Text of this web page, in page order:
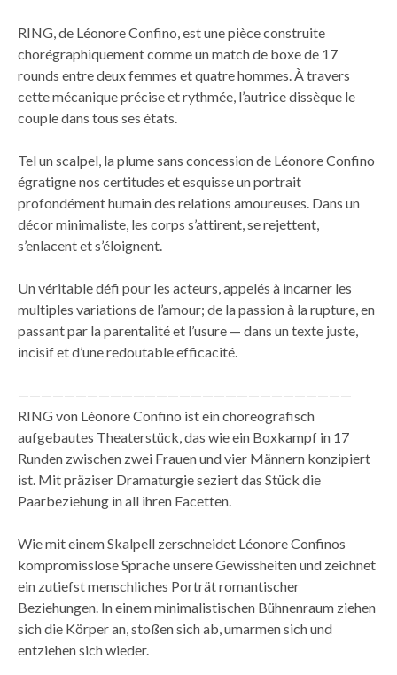
RING, de Léonore Confino, est une pièce construite
chorégraphiquement comme un match de boxe de 17
rounds entre deux femmes et quatre hommes. À travers
cette mécanique précise et rythmée, l’autrice dissèque le
couple dans tous ses états.
Tel un scalpel, la plume sans concession de Léonore Confino
égratigne nos certitudes et esquisse un portrait
profondément humain des relations amoureuses. Dans un
décor minimaliste, les corps s’attirent, se rejettent,
s’enlacent et s’éloignent.
Un véritable défi pour les acteurs, appelés à incarner les
multiples variations de l’amour; de la passion à la rupture, en
passant par la parentalité et l’usure — dans un texte juste,
incisif et d’une redoutable efficacité.
—————————————————————————————
RING von Léonore Confino ist ein choreografisch
aufgebautes Theaterstück, das wie ein Boxkampf in 17
Runden zwischen zwei Frauen und vier Männern konzipiert
ist. Mit präziser Dramaturgie seziert das Stück die
Paarbeziehung in all ihren Facetten.
Wie mit einem Skalpell zerschneidet Léonore Confinos
kompromisslose Sprache unsere Gewissheiten und zeichnet
ein zutiefst menschliches Porträt romantischer
Beziehungen. In einem minimalistischen Bühnenraum ziehen
sich die Körper an, stoßen sich ab, umarmen sich und
entziehen sich wieder.